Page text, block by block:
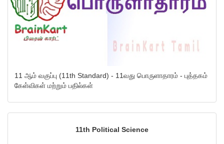
11 ஆம் வகுப்பு (11th Standard) - 11வது பொருளாதாரம் - புத்தகம்
கேள்விகள் மற்றும் பதில்கள்
11th Political Science